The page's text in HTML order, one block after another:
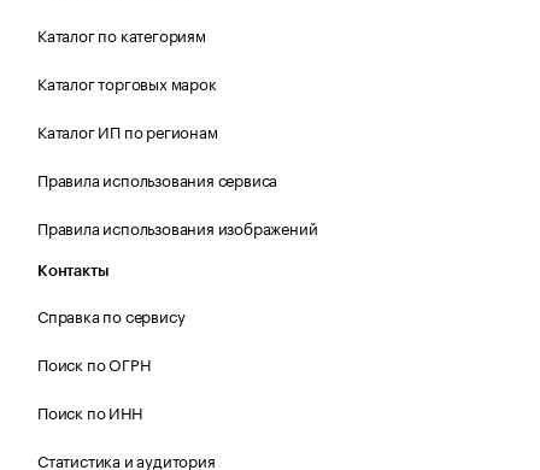
Каталог по категориям
Каталог торговых марок
Каталог ИП по регионам
Правила использования сервиса
Правила использования изображений
Контакты
Справка по сервису
Поиск по ОГРН
Поиск по ИНН
Статистика и аудитория